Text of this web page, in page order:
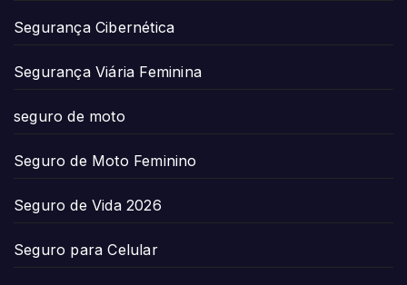
Segurança Cibernética
Segurança Viária Feminina
seguro de moto
Seguro de Moto Feminino
Seguro de Vida 2026
Seguro para Celular